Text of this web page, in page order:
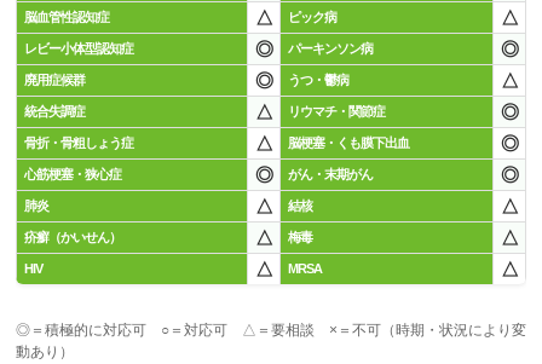
脳血管性認知症 △ ピック病 △
レビー小体型認知症 ◎ パーキンソン病 ◎
廃用症候群 ◎ うつ・鬱病 △
統合失調症 △ リウマチ・関節症 ◎
骨折・骨粗しょう症 △ 脳梗塞・くも膜下出血 ◎
心筋梗塞・狭心症 ◎ がん・末期がん ◎
肺炎 △ 結核 △
疥癬（かいせん） △ 梅毒 △
HIV △ MRSA △
◎＝積極的に対応可 ○＝対応可 △＝要相談 ×＝不可（時期・状況により変
動あり）